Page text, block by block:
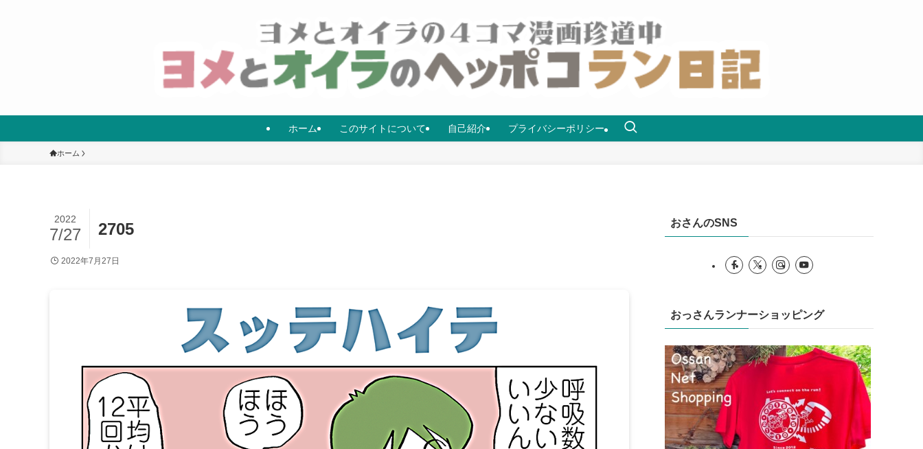
ホーム このサイトについて 自己紹介 プライバシーポリシー
ホーム
2705
2022
7/27
2022年7月27日
おさんのSNS
おっさんランナーショッピング